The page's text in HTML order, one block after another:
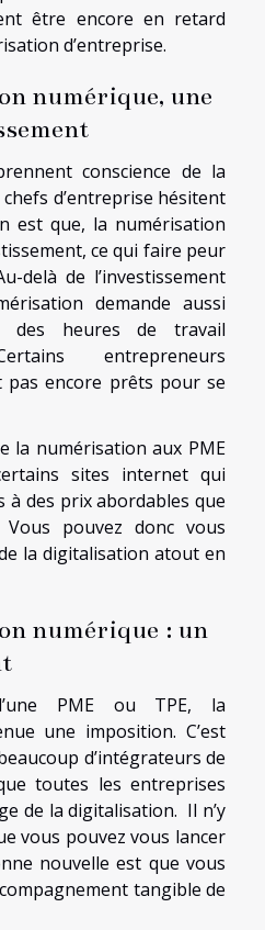
être encore en retard
d’entreprise.
numérique, une
conscience de la
d’entreprise hésitent
est que, la numérisation
ce qui faire peur
delà de l’investissement
demande aussi
heures de travail
entrepreneurs
pas encore prêts pour se
la numérisation aux PME
sites internet qui
à des prix abordables que
pouvez donc vous
la digitalisation atout en
numérique : un
PME ou TPE, la
une imposition. C’est
d’intégrateurs de
toutes les entreprises
de la digitalisation. Il n’y
vous pouvez vous lancer
nouvelle est que vous
tangible de